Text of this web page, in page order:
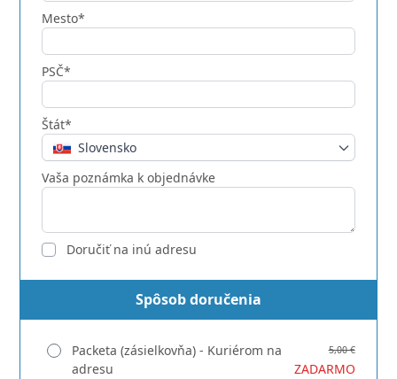
Mesto*
PSČ*
Štát*
Slovensko
Vaša poznámka k objednávke
Doručiť na inú adresu
Spôsob doručenia
Packeta (zásielkovňa) - Kuriérom na
adresu
5,00 €
ZADARMO